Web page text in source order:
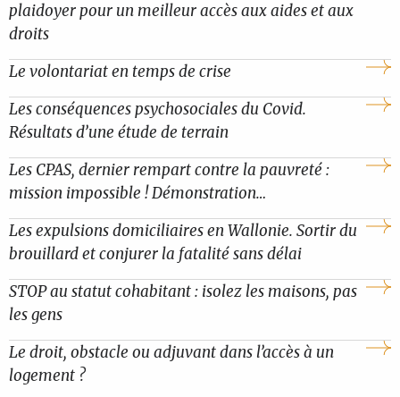
plaidoyer pour un meilleur accès aux aides et aux
droits
Le volontariat en temps de crise
Les conséquences psychosociales du Covid.
Résultats d’une étude de terrain
Les CPAS, dernier rempart contre la pauvreté :
mission impossible ! Démonstration…
Les expulsions domiciliaires en Wallonie. Sortir du
brouillard et conjurer la fatalité sans délai
STOP au statut cohabitant : isolez les maisons, pas
les gens
Le droit, obstacle ou adjuvant dans l’accès à un
logement ?